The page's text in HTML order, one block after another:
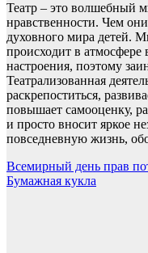
Театр – это волшебный
нравственности. Чем
духовного мира детей.
происходит в
настроения, поэтому
Театрализованная
раскрепоститься,
повышает самооценку,
и просто вносит яркое
повседневную жизнь,
Навигация
по
Всемирный день прав
Бумажная кукла